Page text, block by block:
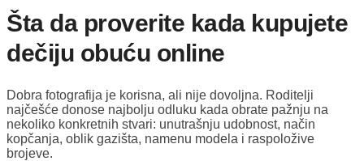
Šta da proverite kada kupujete
dečiju obuću online
Dobra fotografija je korisna, ali nije dovoljna. Roditelji
najčešće donose najbolju odluku kada obrate pažnju na
nekoliko konkretnih stvari: unutrašnju udobnost, način
kopčanja, oblik gazišta, namenu modela i raspoložive
brojeve.